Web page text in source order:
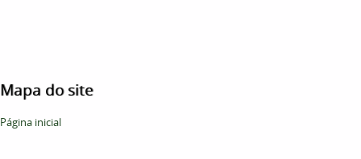
Mapa do site
Página inicial